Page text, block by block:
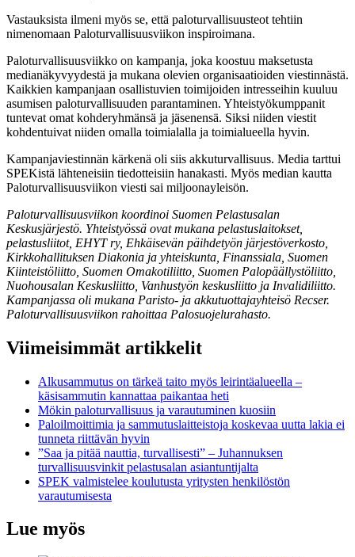
Vastauksista ilmeni myös se, että paloturvallisuusteot tehtiin
nimenomaan Paloturvallisuusviikon inspiroimana.
Paloturvallisuusviikko on kampanja, joka koostuu maksetusta
medianäkyvyydestä ja mukana olevien organisaatioiden viestinnästä.
Kaikkien kampanjaan osallistuvien toimijoiden intresseihin kuuluu
asumisen paloturvallisuuden parantaminen. Yhteistyökumppanit
tuntevat omat kohderyhmänsä ja jäsenensä. Siksi niiden viestit
kohdentuivat niiden omalla toimialalla ja toimialueella hyvin.
Kampanjaviestinnän kärkenä oli siis akkuturvallisuus. Media tarttui
SPEKistä lähteneisiin tiedotteisiin hanakasti. Myös median kautta
Paloturvallisuusviikon viesti sai miljoonayleisön.
Paloturvallisuusviikon koordinoi Suomen Pelastusalan
Keskusjärjestö. Yhteistyössä ovat mukana pelastuslaitokset,
pelastusliitot, EHYT ry, Ehkäisevän päihdetyön järjestöverkosto,
Kirkkohallituksen Diakonia ja yhteiskunta, Finanssiala, Suomen
Kiinteistöliitto, Suomen Omakotiliitto, Suomen Palopäällystöliitto,
Nuohousalan Keskusliitto, Vanhustyön keskusliitto ja Invalidiliitto.
Kampanjassa oli mukana Paristo- ja akkutuottajayhteisö Recser.
Paloturvallisuusviikon rahoittaa Palosuojelurahasto.
Viimeisimmät artikkelit
Alkusammutus on tärkeä taito myös leirintäalueella –
käsisammutin kannattaa paikantaa heti
Mökin paloturvallisuus ja varautuminen kuosiin
Paloilmoittimia ja sammutuslaitteistoja koskevaa uutta lakia ei
tunneta riittävän hyvin
”Saa ja pitää nauttia, turvallisesti” – Juhannuksen
turvallisuusvinkit pelastusalan asiantuntijalta
SPEK valmistelee koulutusta yritysten henkilöstön
varautumisesta
Lue myös